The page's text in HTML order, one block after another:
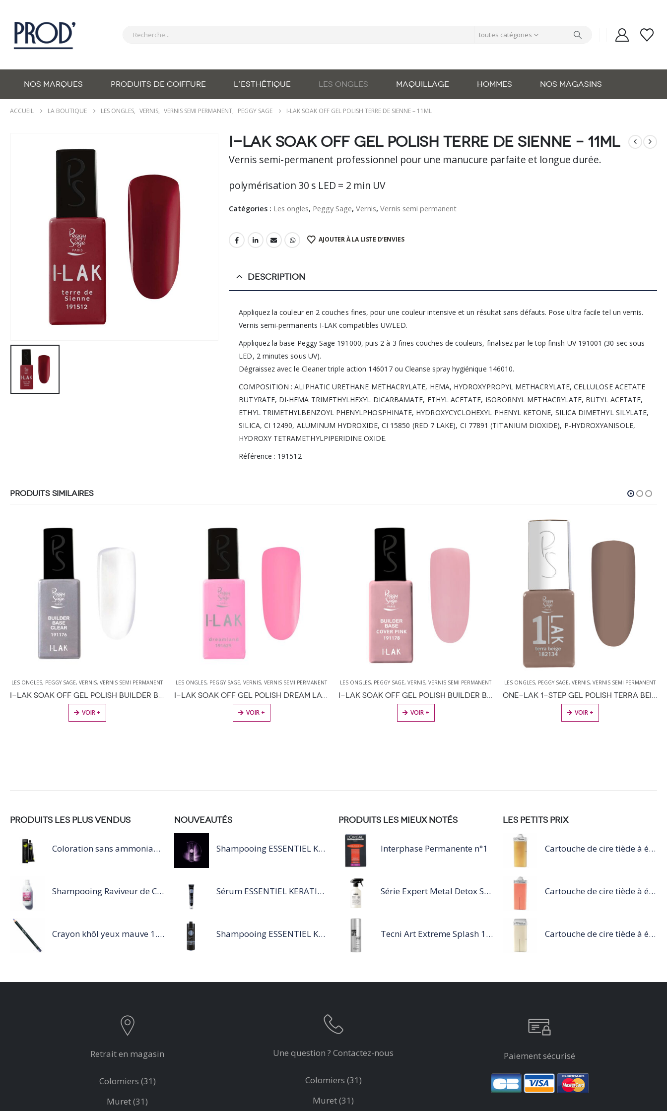
toutes catégories
NOS MARQUES PRODUITS DE COIFFURE L’ESTHÉTIQUE LES ONGLES MAQUILLAGE HOMMES NOS MAGASINS
ACCUEIL LA BOUTIQUE LES ONGLES, VERNIS, VERNIS SEMI PERMANENT, PEGGY SAGE I-LAK SOAK OFF GEL POLISH TERRE DE SIENNE – 11ML
I-lAK soak off gel polish terre de Sienne – 11ml
Vernis semi-permanent professionnel pour une manucure parfaite et longue durée.
polymérisation 30 s LED = 2 min UV
Catégories : Les ongles, Peggy Sage,Vernis,Vernis semi permanent
AJOUTER À LA LISTE D’ENVIES
DESCRIPTION
Appliquez la couleur en 2 couches fines, pour une couleur intensive et un résultat sans défauts. Pose ultra facile tel un vernis.
Vernis semi-permanents I-LAK compatibles UV/LED.
Appliquez la base Peggy Sage 191000, puis 2 à 3 fines couches de couleurs, finalisez par le top finish UV 191001 (30 sec sous
LED, 2 minutes sous UV).
Dégraissez avec le Cleaner triple action 146017 ou Cleanse spray hygiénique 146010.
COMPOSITION : ALIPHATIC URETHANE METHACRYLATE, HEMA, HYDROXYPROPYL METHACRYLATE, CELLULOSE ACETATE
BUTYRATE, DI-HEMA TRIMETHYLHEXYL DICARBAMATE, ETHYL ACETATE, ISOBORNYL METHACRYLATE, BUTYL ACETATE,
ETHYL TRIMETHYLBENZOYL PHENYLPHOSPHINATE, HYDROXYCYCLOHEXYL PHENYL KETONE, SILICA DIMETHYL SILYLATE,
SILICA, CI 12490, ALUMINUM HYDROXIDE, CI 15850 (RED 7 LAKE), CI 77891 (TITANIUM DIOXIDE), P-HYDROXYANISOLE,
HYDROXY TETRAMETHYLPIPERIDINE OXIDE.
Référence : 191512
PRODUITS SIMILAIRES
LES ONGLES, PEGGY SAGE, VERNIS, VERNIS SEMI PERMANENT
I-LAK SOAK OFF GEL POLISH BUILDER BASE CLEAR – 11ML
VOIR +
LES ONGLES, PEGGY SAGE, VERNIS, VERNIS SEMI PERMANENT
I-LAK SOAK OFF GEL POLISH DREAM LAND – 11ML
VOIR +
LES ONGLES, PEGGY SAGE, VERNIS, VERNIS SEMI PERMANENT
I-LAK SOAK OFF GEL POLISH BUILDER BASE COVER PINK – 11ML
VOIR +
LES ONGLES, PEGGY SAGE, VERNIS, VERNIS SEMI PERMANENT
ONE-LAK 1-STEP GEL POLISH TERRA BEIGE – 5ML
VOIR +
PRODUITS LES PLUS VENDUS
Coloration sans ammoniaque Inoa / 60ML
Shampooing Raviveur de Couleur 300 ml Rose de Schwarzkopf Professional
Crayon khôl yeux mauve 1.14g
NOUVEAUTÉS
Shampooing ESSENTIEL KERATIN SILVER 250ML
Sérum ESSENTIEL KERATIN SENSITIVE 40 ML
Shampooing ESSENTIEL KERATIN SENSITIVE 1L
PRODUITS LES MIEUX NOTÉS
Interphase Permanente n°1
Série Expert Metal Detox Spray 500 ML
Tecni Art Extreme Splash 150 ML
LES PETITS PRIX
Cartouche de cire tiède à épiler 100ml miel
Cartouche de cire tiède à épiler 100ml rose
Cartouche de cire tiède à épiler 100ml blanc
Retrait en magasin
Colomiers (31)
Muret (31)
Une question ? Contactez-nous
Colomiers (31)
Muret (31)
Paiement sécurisé